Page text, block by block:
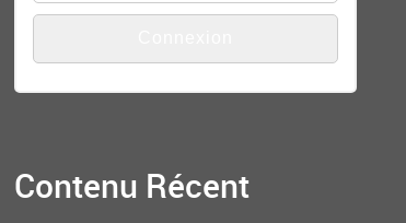
Contenu Récent